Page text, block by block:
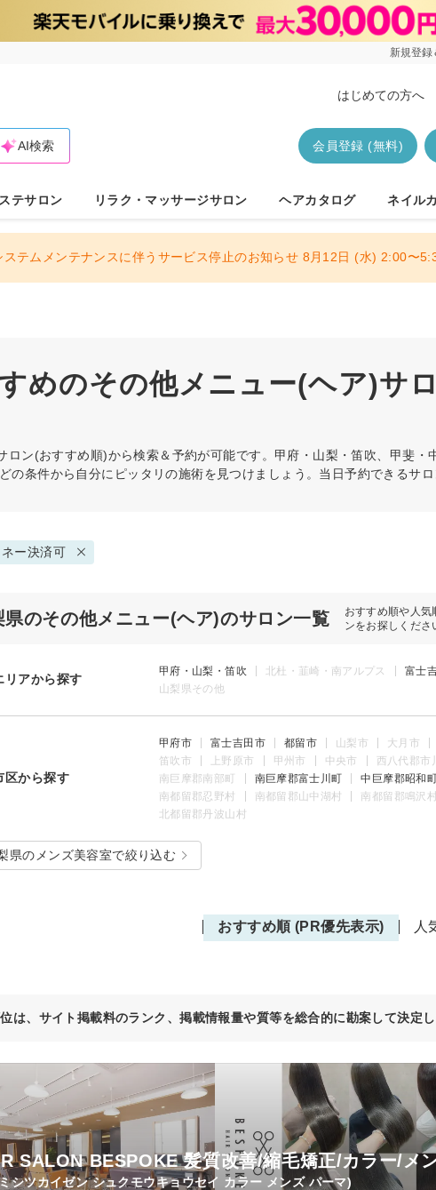
新規登録
はじめての方へ
会員登録 (無料)
AI検索
テサロン リラク・マッサージサロン ヘアカタログ ネイル
ステムメンテナンスに伴うサービス停止のお知らせ 8月12日 (水) 2:00〜
めのその他メニュー(ヘア)サ
ロン(おすすめ順)から検索＆予約が可能です。甲府・山梨・笛吹、甲斐
の条件から自分にピッタリの施術を見つけましょう。当日予約できるサロ
ー決済可
県のその他メニュー(ヘア)のサロン一覧
おすすめ順や人
ンをお探しくださ
リアから探す
甲府・山梨・笛吹 北杜・韮崎・南アルプス 富士
山梨県その他
区から探す
甲府市 富士吉田市 都留市 山梨市 大月市
笛吹市
上野原市 甲州市 中央市 西八代郡市
南巨摩郡南部町
南巨摩郡富士川町 中巨摩郡昭和
南都留郡忍野村
南都留郡山中湖村 南都留郡鳴沢村
北都留郡丹波山村
県のメンズ美容室で絞り込む
おすすめ順 (PR優先表示) 人
は、サイト掲載料のランク、掲載情報量や質等を総合的に勘案して決定し
SALON BESPOKE 髪質改善/縮毛矯正/カラー/メ
シツカイゼン シュクモウキョウセイ カラー メンズ パーマ)